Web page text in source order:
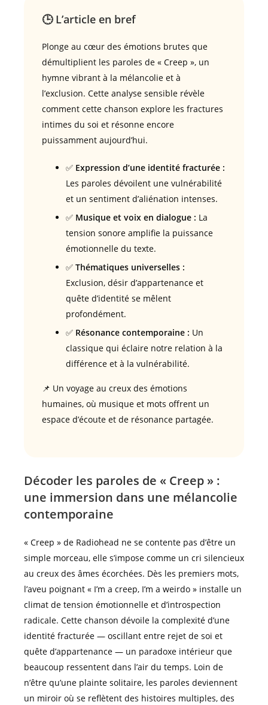
🕒 L’article en bref
Plonge au cœur des émotions brutes que
démultiplient les paroles de « Creep », un
hymne vibrant à la mélancolie et à
l’exclusion. Cette analyse sensible révèle
comment cette chanson explore les fractures
intimes du soi et résonne encore
puissamment aujourd’hui.
✅ Expression d’une identité fracturée :
Les paroles dévoilent une vulnérabilité
et un sentiment d’aliénation intenses.
✅ Musique et voix en dialogue : La
tension sonore amplifie la puissance
émotionnelle du texte.
✅ Thématiques universelles :
Exclusion, désir d’appartenance et
quête d’identité se mêlent
profondément.
✅ Résonance contemporaine : Un
classique qui éclaire notre relation à la
différence et à la vulnérabilité.
📌 Un voyage au creux des émotions
humaines, où musique et mots offrent un
espace d’écoute et de résonance partagée.
Décoder les paroles de « Creep » :
une immersion dans une mélancolie
contemporaine
« Creep » de Radiohead ne se contente pas d’être un
simple morceau, elle s’impose comme un cri silencieux
au creux des âmes écorchées. Dès les premiers mots,
l’aveu poignant « I’m a creep, I’m a weirdo » installe un
climat de tension émotionnelle et d’introspection
radicale. Cette chanson dévoile la complexité d’une
identité fracturée — oscillant entre rejet de soi et
quête d’appartenance — un paradoxe intérieur que
beaucoup ressentent dans l’air du temps. Loin de
n’être qu’une plainte solitaire, les paroles deviennent
un miroir où se reflètent des histoires multiples, des